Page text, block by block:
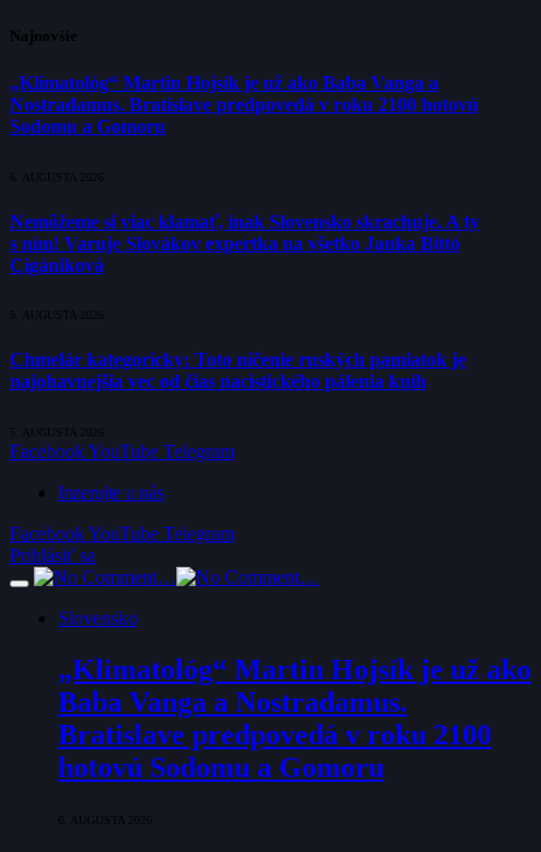
Najnovšie
„Klimatológ“ Martin Hojsík je už ako Baba Vanga a
Nostradamus. Bratislave predpovedá v roku 2100 hotovú
Sodomu a Gomoru
6. AUGUSTA 2026
Nemôžeme si viac klamať, inak Slovensko skrachuje. A ty
s ním! Varuje Slovákov expertka na všetko Janka Bittó
Cigániková
5. AUGUSTA 2026
Chmelár kategoricky: Toto ničenie ruských pamiatok je
najohavnejšia vec od čias nacistického pálenia kníh
5. AUGUSTA 2026
FacebookYouTube Telegram
Inzerujte u nás
FacebookYouTube Telegram
Prihlásiť sa
Slovensko
„Klimatológ“ Martin Hojsík je už ako
Baba Vanga a Nostradamus.
Bratislave predpovedá v roku 2100
hotovú Sodomu a Gomoru
6. AUGUSTA 2026